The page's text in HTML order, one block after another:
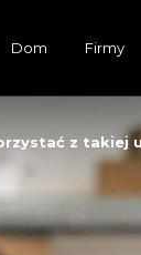
Dom Firmy
z takiej